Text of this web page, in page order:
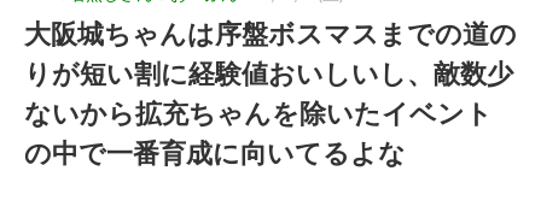
大阪城ちゃんは序盤ボスマスまでの道の
りが短い割に経験値おいしいし、敵数少
ないから拡充ちゃんを除いたイベント
の中で一番育成に向いてるよな